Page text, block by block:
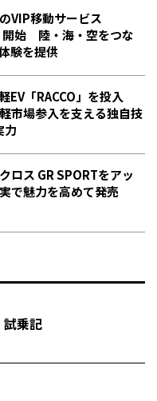
VIP移動サービス
開始 陸・海・空をつな
験を提供
EV「RACCO」を投入
市場参入を支える独自技
力
ロス GR SPORTをアッ
で魅力を高めて発売
試乗記